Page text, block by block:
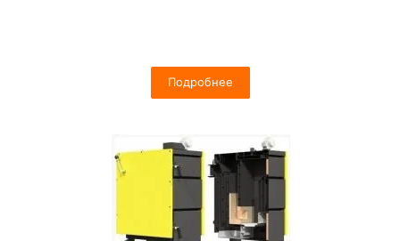
Подробнее